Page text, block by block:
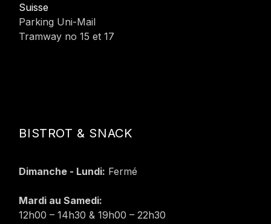
Suisse
Parking Uni-Mail
Tramway no 15 et 17
BISTROT & SNACK
Dimanche - Lundi: Fermé
Mardi au Samedi:
12h00 – 14h30 & 19h00 – 22h30